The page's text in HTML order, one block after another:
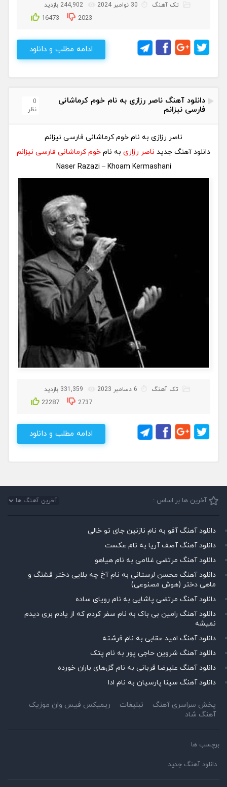
تک آهنگ 30 نوامبر 2024 244,902 بازدید
16473 2023
ادامه مطلب و دانلود
دانلود آهنگ ناصر رزازی به نام خوم کرماشانی
فارسی نیزانم
0
نظر
ناصر رزازی به نام خوم کرماشانی فارسی نیزانم
دانلود آهنگ جدید ناصر رزازی به نام خوم کرماشانی فارسی نیزانم
Naser Razazi – Khoam Kermashani
تک آهنگ 6 دسامبر 2023 331,359 بازدید
22287 2737
ادامه مطلب و دانلود
آخرین ها بر اساس :
دانلود آهنگ آفو به نام نازنین جای تو خالی
دانلود آهنگ آصف آریا به نام عکست
دانلود آهنگ مرتضی غلامی به نام هیاهو
دانلود آهنگ محسن لرستانی به نام آخ چه بلایی دختر قشنگ و
ماهی دختر (هوش مصنوعی)
دانلود آهنگ مرتضی پاشایی به نام رویای ساده
دانلود آهنگ رامین بی باک به نام سفر کردم که از یادم بری دیدم
نمیشه
دانلود آهنگ امید عقابی به نام فرشته
دانلود آهنگ شروین حاجی پور به نام پتک
دانلود آهنگ علیرضا قربانی به نام گل‌های باران خورده
دانلود آهنگ سینا پارسیان به نام ادا
پخش سراسری آهنگ تبلیغات
ریمیکس فیس وان موزیک
آهنگ شاد
برچسب ها
دانلود آهنگ جدید